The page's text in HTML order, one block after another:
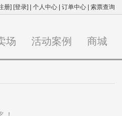
册] [登录] 个人中心 订单中心 索票查询
场 活动案例 商城